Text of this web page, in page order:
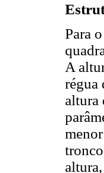
Para
A
régua
altura